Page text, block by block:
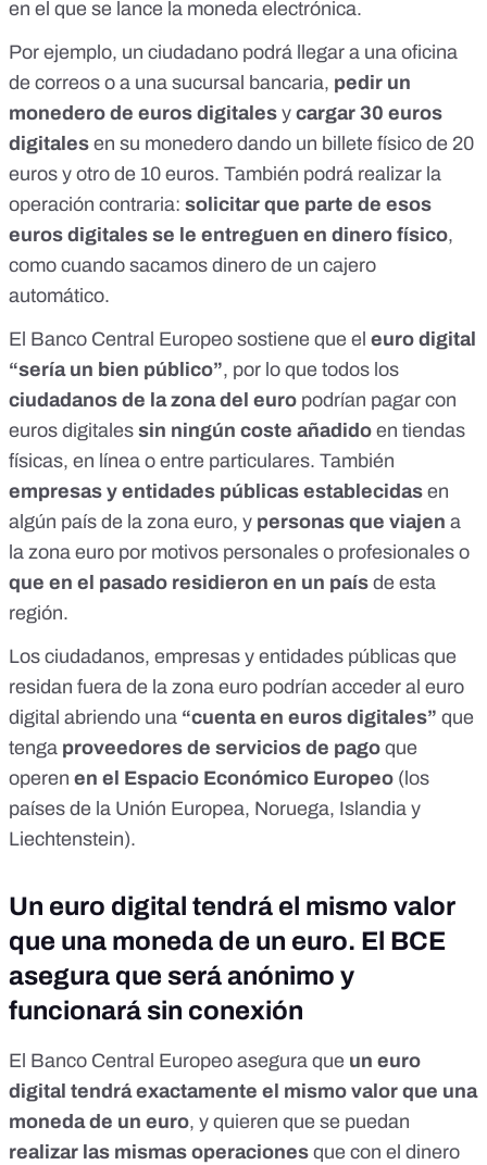
en el que se lance la moneda electrónica.
Por ejemplo, un ciudadano podrá llegar a una oficina
de correos o a una sucursal bancaria, pedir un
monedero de euros digitales y cargar 30 euros
digitales en su monedero dando un billete físico de 20
euros y otro de 10 euros. También podrá realizar la
operación contraria: solicitar que parte de esos
euros digitales se le entreguen en dinero físico,
como cuando sacamos dinero de un cajero
automático.
El Banco Central Europeo sostiene que el euro digital
“sería un bien público”, por lo que todos los
ciudadanos de la zona del euro podrían pagar con
euros digitales sin ningún coste añadido en tiendas
físicas, en línea o entre particulares. También
empresas y entidades públicas establecidas en
algún país de la zona euro, y personas que viajen a
la zona euro por motivos personales o profesionales o
que en el pasado residieron en un país de esta
región.
Los ciudadanos, empresas y entidades públicas que
residan fuera de la zona euro podrían acceder al euro
digital abriendo una “cuenta en euros digitales” que
tenga proveedores de servicios de pago que
operen en el Espacio Económico Europeo (los
países de la Unión Europea, Noruega, Islandia y
Liechtenstein).
Un euro digital tendrá el mismo valor
que una moneda de un euro. El BCE
asegura que será anónimo y
funcionará sin conexión
El Banco Central Europeo asegura que un euro
digital tendrá exactamente el mismo valor que una
moneda de un euro, y quieren que se puedan
realizar las mismas operaciones que con el dinero